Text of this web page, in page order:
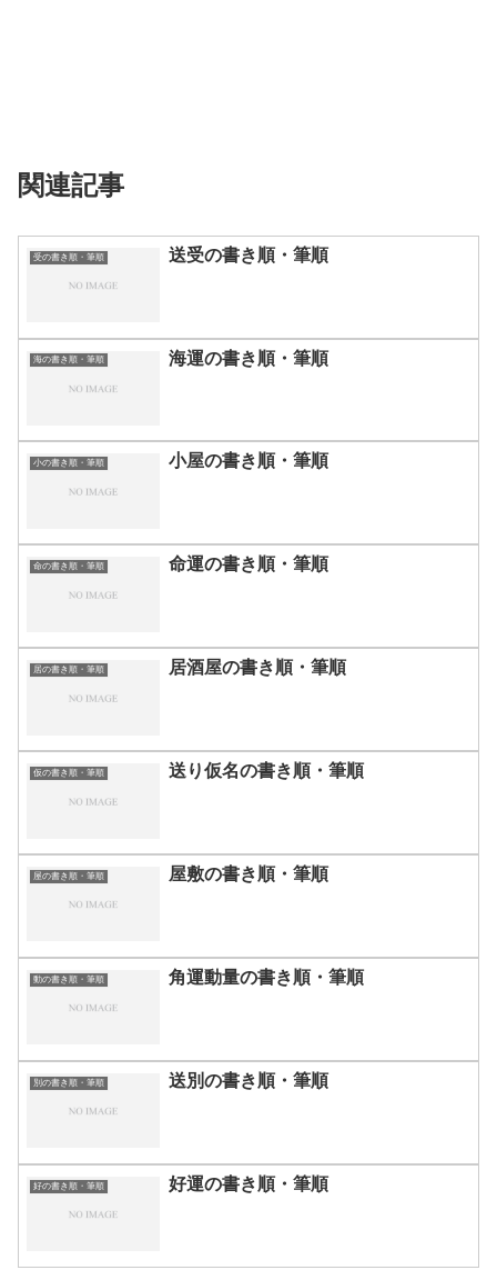
関連記事
受の書き順・筆順 送受の書き順・筆順
海の書き順・筆順 海運の書き順・筆順
小の書き順・筆順 小屋の書き順・筆順
命の書き順・筆順 命運の書き順・筆順
居の書き順・筆順 居酒屋の書き順・筆順
仮の書き順・筆順 送り仮名の書き順・筆順
屋の書き順・筆順 屋敷の書き順・筆順
動の書き順・筆順 角運動量の書き順・筆順
別の書き順・筆順 送別の書き順・筆順
好の書き順・筆順 好運の書き順・筆順